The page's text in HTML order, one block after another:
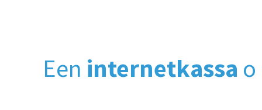
Een internetkassa